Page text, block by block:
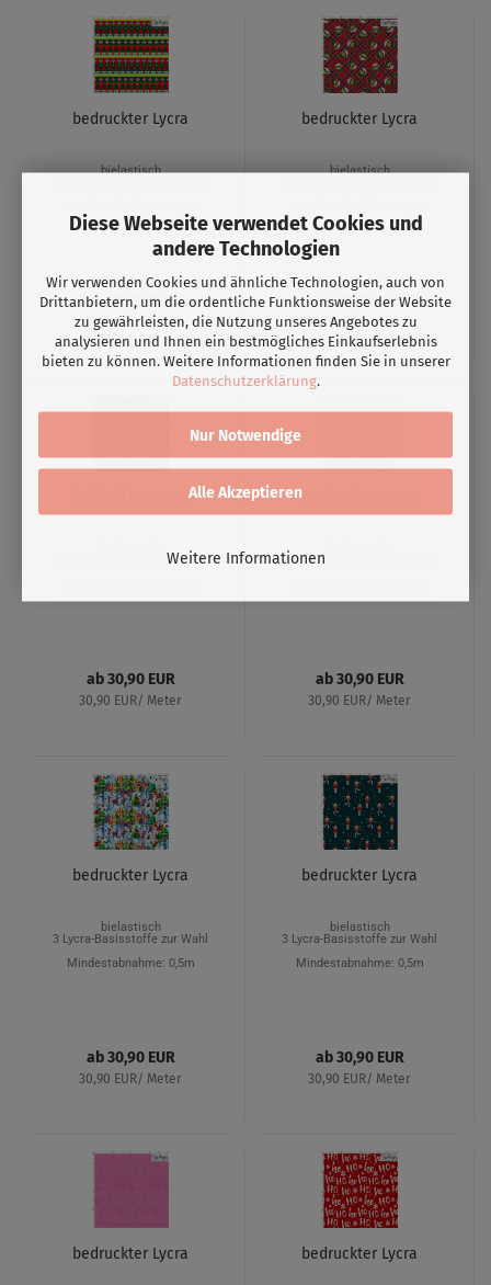
Diese Webseite verwendet Cookies und
andere Technologien
Wir verwenden Cookies und ähnliche Technologien, auch von
Drittanbietern, um die ordentliche Funktionsweise der Website
zu gewährleisten, die Nutzung unseres Angebotes zu
analysieren und Ihnen ein bestmögliches Einkaufserlebnis
bieten zu können. Weitere Informationen finden Sie in unserer
Datenschutzerklärung.
Alle Akzeptieren
Nur Notwendige
Weitere Informationen
bedruckter Lycra
bielastisch
ab 30,90 EUR
30,90 EUR/ Meter
bedruckter Lycra
bielastisch
ab 30,90 EUR
30,90 EUR/ Meter
3 Lycra-Basisstoffe zur Wahl
ab 30,90 EUR
30,90 EUR/ Meter
bedruckter Lycra
3 Lycra-Basisstoffe zur Wahl
ab 30,90 EUR
30,90 EUR/ Meter
bedruckter Lycra
bielastisch
3 Lycra-Basisstoffe zur Wahl
Mindestabnahme: 0,5m
ab 30,90 EUR
30,90 EUR/ Meter
bedruckter Lycra
bielastisch
3 Lycra-Basisstoffe zur Wahl
Mindestabnahme: 0,5m
ab 30,90 EUR
30,90 EUR/ Meter
bedruckter Lycra bedruckter Lycra